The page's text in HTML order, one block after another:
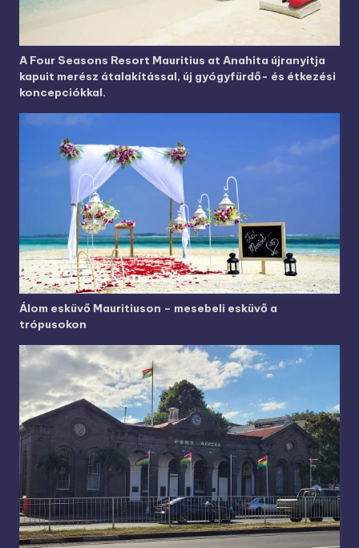
A Four Seasons Resort Mauritius at Anahita újranyitja
kapuit merész átalakítással, új gyógyfürdő- és étkezési
koncepciókkal.
Álom esküvő Mauritiuson – mesebeli esküvő a
trópusokon